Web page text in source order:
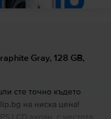
Gray, 128 GB,
сте точно където
на ниска цена!